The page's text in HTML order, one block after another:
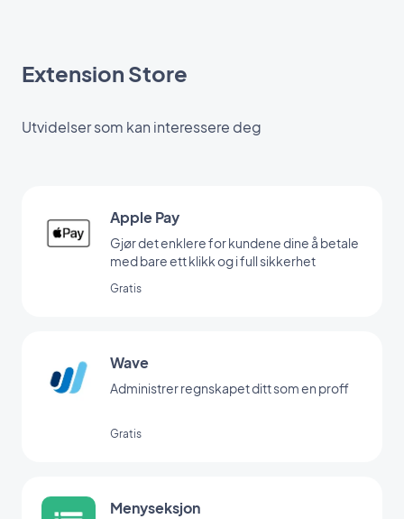
Extension Store
Utvidelser som kan interessere deg
Apple Pay
Gjør det enklere for kundene dine å betale
med bare ett klikk og i full sikkerhet
Gratis
Wave
Administrer regnskapet ditt som en proff
Gratis
Menyseksjon